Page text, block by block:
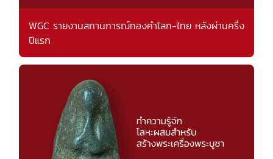
WGC รายงานสถานการณ์ทองคำโลก-ไทย หลังผ่านครึ่ง
ปีแรก